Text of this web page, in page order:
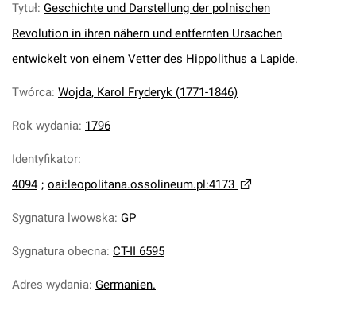
Tytuł: Geschichte und Darstellung der polnischen
Revolution in ihren nähern und entfernten Ursachen
entwickelt von einem Vetter des Hippolithus a Lapide.
Twórca: Wojda, Karol Fryderyk (1771-1846)
Rok wydania: 1796
Identyfikator:
4094 ; oai:leopolitana.ossolineum.pl:4173
Sygnatura lwowska: GP
Sygnatura obecna: CT-II 6595
Adres wydania: Germanien.